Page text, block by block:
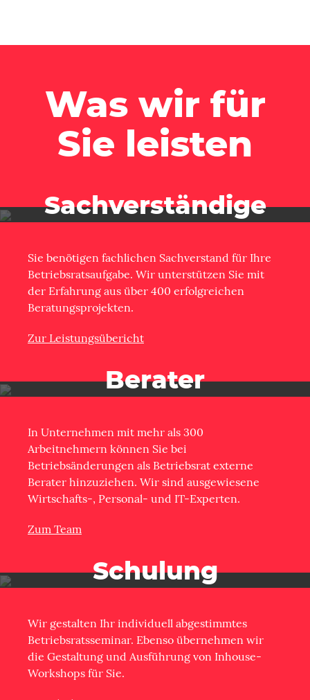
Was wir für
Sie leisten
Sachverständige
Sie benötigen fachlichen Sachverstand für Ihre
Betriebsratsaufgabe. Wir unterstützen Sie mit
der Erfahrung aus über 400 erfolgreichen
Beratungsprojekten.
Zur Leistungsübericht
Berater
In Unternehmen mit mehr als 300
Arbeitnehmern können Sie bei
Betriebsänderungen als Betriebsrat externe
Berater hinzuziehen. Wir sind ausgewiesene
Wirtschafts-, Personal- und IT-Experten.
Zum Team
Schulung
Wir gestalten Ihr individuell abgestimmtes
Betriebsratsseminar. Ebenso übernehmen wir
die Gestaltung und Ausführung von Inhouse-
Workshops für Sie.